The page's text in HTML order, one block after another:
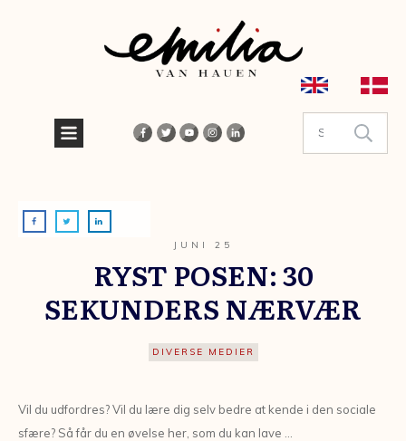
JUNI 25
RYST POSEN: 30
SEKUNDERS NÆRVÆR
DIVERSE MEDIER
Vil du udfordres? Vil du lære dig selv bedre at kende i den sociale
sfære? Så får du en øvelse her, som du kan lave …